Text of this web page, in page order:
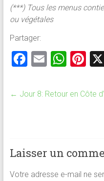
(***) Tous les menus
ou végétales
Partager:
F
ce
E
ai
W
at
p
Pi
er
← Jour 8: Retour en Côte
Laisser un
Votre adresse e-mail ne